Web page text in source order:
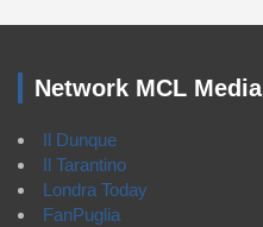
Network MCL Media
Il Dunque
Il Tarantino
Londra Today
FanPuglia